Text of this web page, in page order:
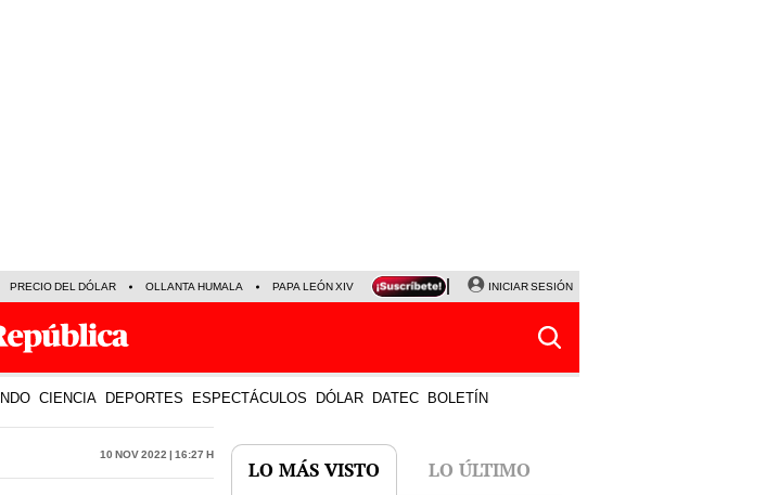
PRECIO DEL DÓLAR OLLANTA HUMALA PAPA LEÓN XIV NALDY SALDAÑA LA BELLA LUZ
INICIAR SESIÓN
CIENCIA DEPORTES ESPECTÁCULOS DÓLAR DATEC BOLETÍN
10 Nov 2022 | 16:27 h
LO MÁS VISTO LO ÚLTIMO